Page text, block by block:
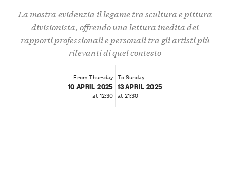
La mostra evidenzia il legame tra scultura e pittura
divisionista, offrendo una lettura inedita dei
rapporti professionali e personali tra gli artisti più
rilevanti di quel contesto
From Thursday
10 APRIL 2025
at 12:30
To Sunday
13 APRIL 2025
at 21:30